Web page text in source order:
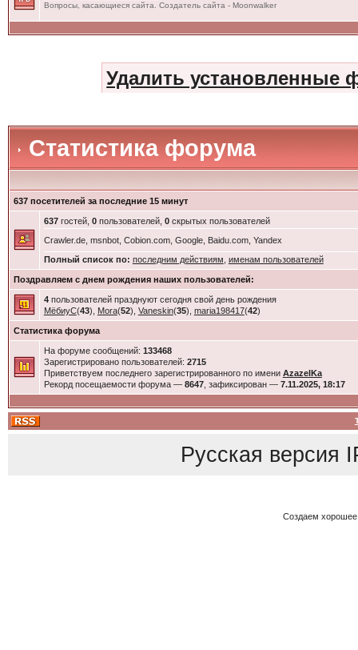
Вопросы, касающиеся сайта. Создатель сайта - Moonwalker
Удалить установленные
Статистика форума
637 посетителей за последние 15 минут
637гостей, 0пользователей, 0скрытых пользователей
Crawler.de, msnbot, Cobion.com, Google, Baidu.com, Yandex
Полный список по: последним действиям именам пользователей
Поздравляем с днем рождения наших пользователей:
4пользователей празднуют сегодня свой день рождения
МёбиуС(43), Mora(52), Vaneskin(35), maria198417(42)
Статистика форума
На форуме сообщений: 133468
Зарегистрировано пользователей: 2715
Приветствуем последнего зарегистрированного по имени AzazelKa
Рекорд посещаемости форума — 8647, зафиксирован — 7.11.2025, 18:17
Русская версия
Создаем